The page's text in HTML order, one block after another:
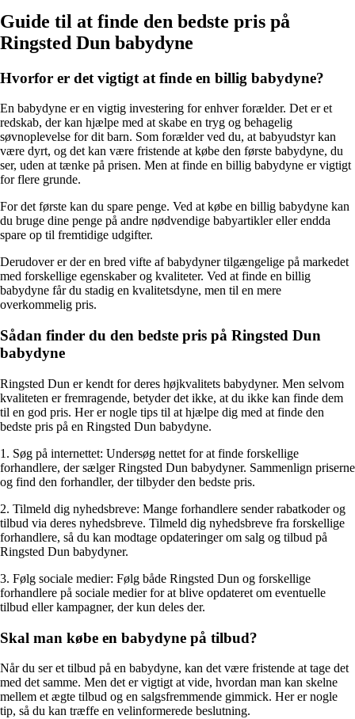
Guide til at finde den bedste pris på
Ringsted Dun babydyne
Hvorfor er det vigtigt at finde en billig babydyne?
En babydyne er en vigtig investering for enhver forælder. Det er et
redskab, der kan hjælpe med at skabe en tryg og behagelig
søvnoplevelse for dit barn. Som forælder ved du, at babyudstyr kan
være dyrt, og det kan være fristende at købe den første babydyne, du
ser, uden at tænke på prisen. Men at finde en billig babydyne er vigtigt
for flere grunde.
For det første kan du spare penge. Ved at købe en billig babydyne kan
du bruge dine penge på andre nødvendige babyartikler eller endda
spare op til fremtidige udgifter.
Derudover er der en bred vifte af babydyner tilgængelige på markedet
med forskellige egenskaber og kvaliteter. Ved at finde en billig
babydyne får du stadig en kvalitetsdyne, men til en mere
overkommelig pris.
Sådan finder du den bedste pris på Ringsted Dun
babydyne
Ringsted Dun er kendt for deres højkvalitets babydyner. Men selvom
kvaliteten er fremragende, betyder det ikke, at du ikke kan finde dem
til en god pris. Her er nogle tips til at hjælpe dig med at finde den
bedste pris på en Ringsted Dun babydyne.
1. Søg på internettet: Undersøg nettet for at finde forskellige
forhandlere, der sælger Ringsted Dun babydyner. Sammenlign priserne
og find den forhandler, der tilbyder den bedste pris.
2. Tilmeld dig nyhedsbreve: Mange forhandlere sender rabatkoder og
tilbud via deres nyhedsbreve. Tilmeld dig nyhedsbreve fra forskellige
forhandlere, så du kan modtage opdateringer om salg og tilbud på
Ringsted Dun babydyner.
3. Følg sociale medier: Følg både Ringsted Dun og forskellige
forhandlere på sociale medier for at blive opdateret om eventuelle
tilbud eller kampagner, der kun deles der.
Skal man købe en babydyne på tilbud?
Når du ser et tilbud på en babydyne, kan det være fristende at tage det
med det samme. Men det er vigtigt at vide, hvordan man kan skelne
mellem et ægte tilbud og en salgsfremmende gimmick. Her er nogle
tip, så du kan træffe en velinformerede beslutning.